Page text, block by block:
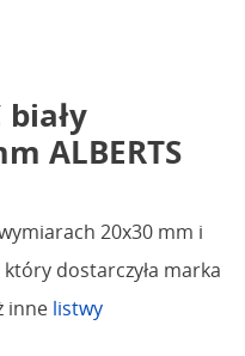
ALBERTS
20x30 mm i
dostarczyła marka
inne listwy